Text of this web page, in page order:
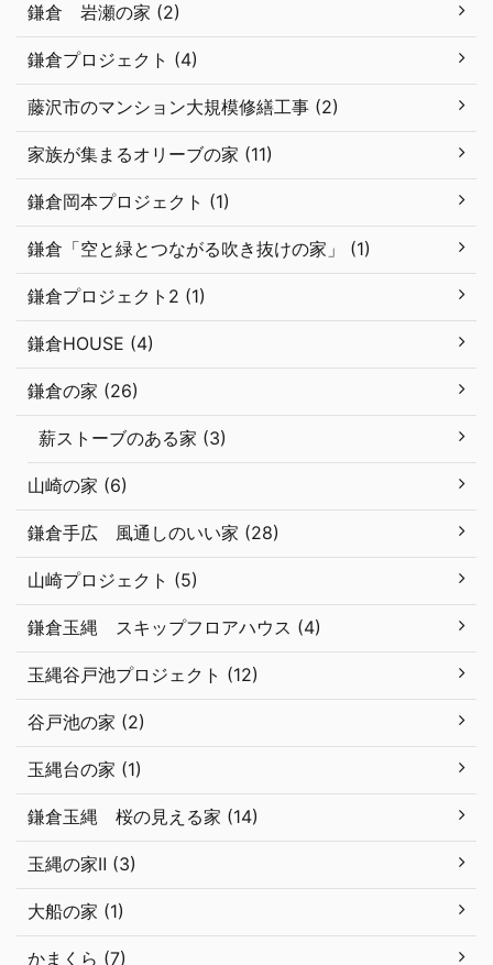
鎌倉 岩瀬の家 (2)
鎌倉プロジェクト (4)
藤沢市のマンション大規模修繕工事 (2)
家族が集まるオリーブの家 (11)
鎌倉岡本プロジェクト (1)
鎌倉「空と緑とつながる吹き抜けの家」 (1)
鎌倉プロジェクト2 (1)
鎌倉HOUSE (4)
鎌倉の家 (26)
薪ストーブのある家 (3)
山崎の家 (6)
鎌倉手広 風通しのいい家 (28)
山崎プロジェクト (5)
鎌倉玉縄 スキップフロアハウス (4)
玉縄谷戸池プロジェクト (12)
谷戸池の家 (2)
玉縄台の家 (1)
鎌倉玉縄 桜の見える家 (14)
玉縄の家Ⅱ (3)
大船の家 (1)
かまくら (7)